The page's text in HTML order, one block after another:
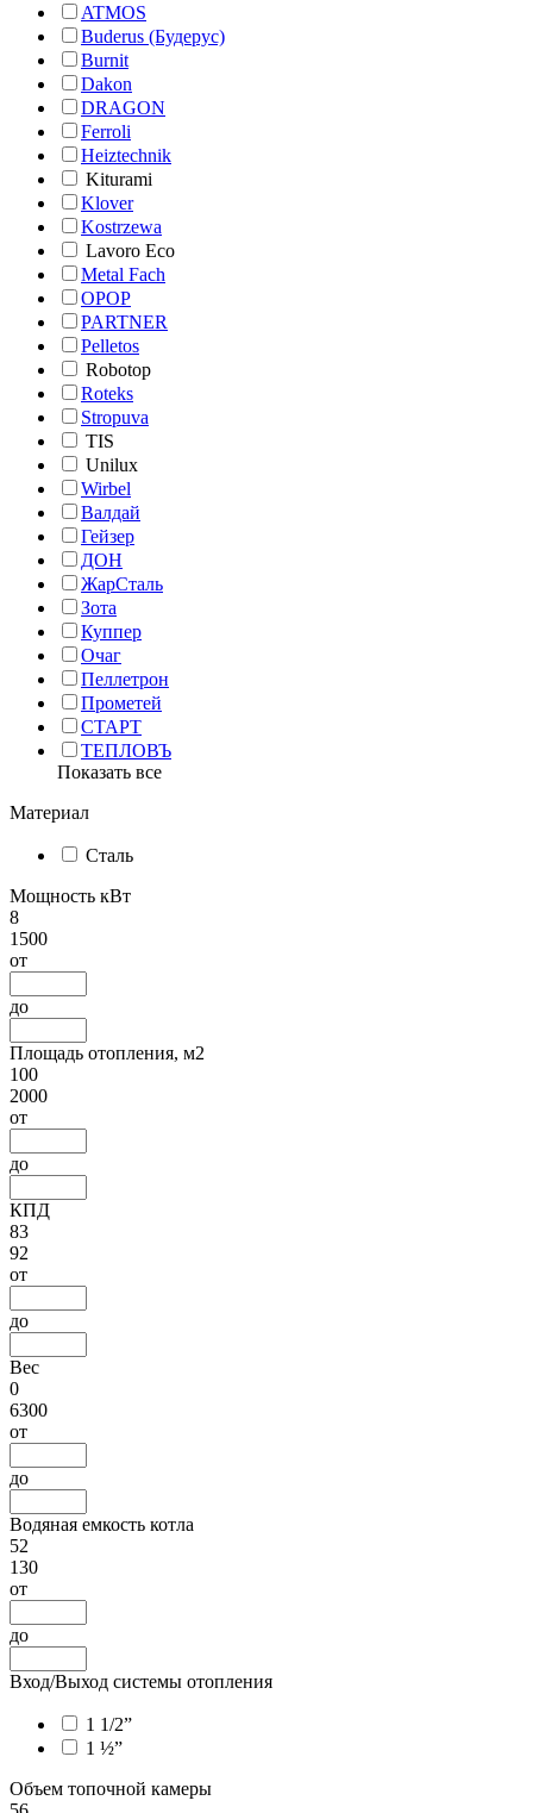
ATMOS
Buderus (Будерус)
Burnit
Dakon
DRAGON
Ferroli
Heiztechnik
Kiturami
Klover
Kostrzewa
Lavoro Eco
Metal Fach
OPOP
PARTNER
Pelletos
Robotop
Roteks
Stropuva
TIS
Unilux
Wirbel
Валдай
Гейзер
ДОН
ЖарСталь
Зота
Куппер
Очаг
Пеллетрон
Прометей
СТАРТ
ТЕПЛОВЪ
Показать все
Материал
Сталь
Мощность кВт
8
1500
от
до
Площадь отопления, м2
100
2000
от
до
КПД
83
92
от
до
Вес
0
6300
от
до
Водяная емкость котла
52
130
от
до
Вход/Выход системы отопления
1 1/2”
1 ½”
Объем топочной камеры